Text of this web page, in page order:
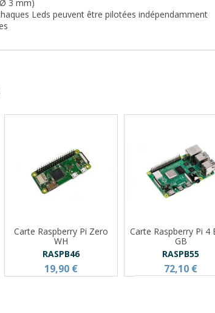
3 mm)
Leds peuvent être pilotées indépendamment
Carte Raspberry Pi Zero
WH
RASPB46
19,90 €
Carte Raspberry Pi 4
GB
RASPB55
72,10 €